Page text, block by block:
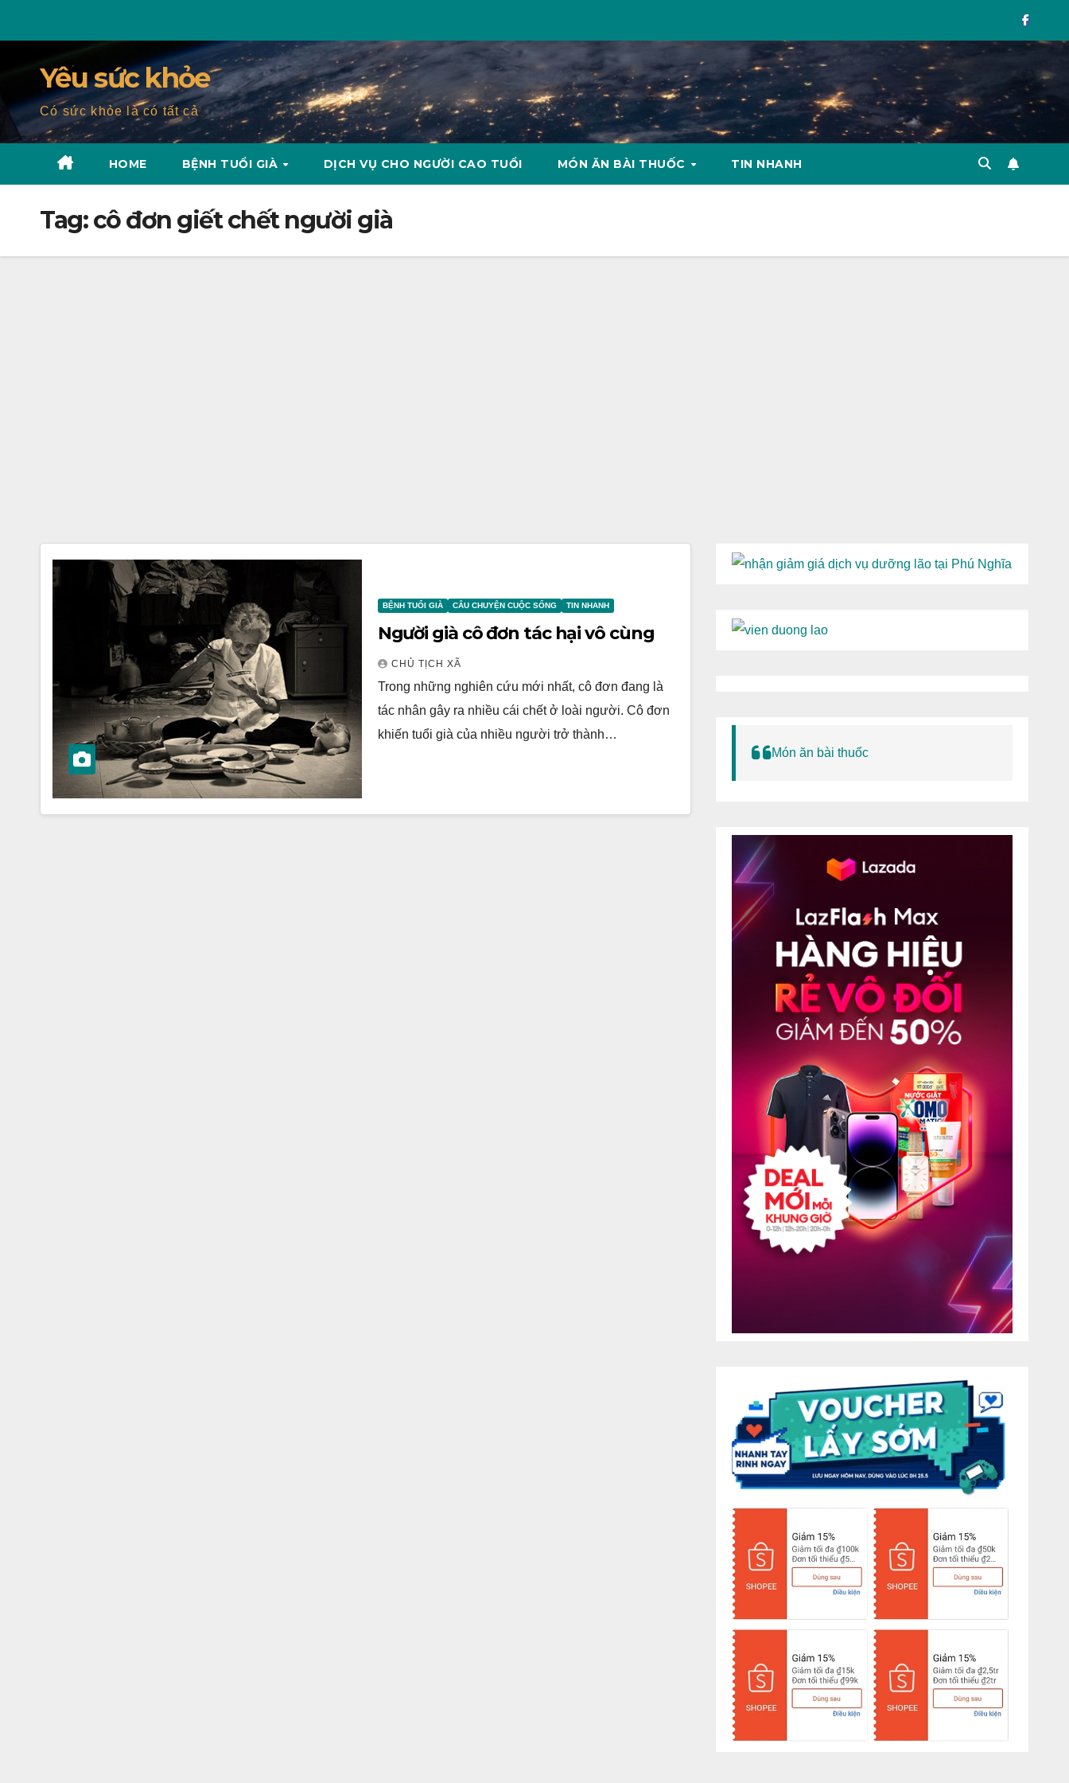
Yêu sức khỏe
Có sức khỏe là có tất cả
HOME BỆNH TUỔI GIÀ DỊCH VỤ CHO NGƯỜI CAO TUỔI MÓN ĂN BÀI THUỐC TIN NHANH
Tag:cô đơn giết chết người già
BỆNH TUỔI GIÀ CÂU CHUYỆN CUỘC SỐNG TIN NHANH
Người già cô đơn tác hại vô cùng
CHỦ TỊCH XÃ
Trong những nghiên cứu mới nhất, cô đơn đang là
tác nhân gây ra nhiều cái chết ở loài người. Cô đơn
khiến tuổi già của nhiều người trở thành…
Món ăn bài thuốc